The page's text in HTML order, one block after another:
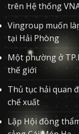
trên Hệ thống
Vingroup muốn
tại Hải Phòng
Một phường ở
thế giới
Thủ tục hải quan
chế xuất
Lập Hội đồng